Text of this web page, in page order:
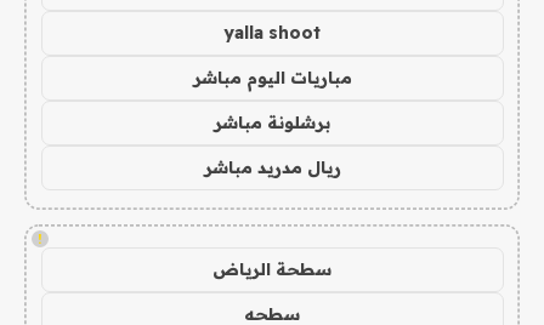
yalla shoot
مباريات اليوم مباشر
برشلونة مباشر
ريال مدريد مباشر
!
سطحة الرياض
سطحه